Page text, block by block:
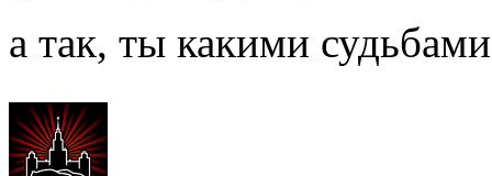
а так, ты какими